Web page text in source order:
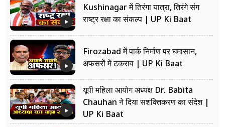
Kushinagar में तिरंगा यात्रा, तिरंगे संग
राष्ट्र रक्षा का संकल्प | UP Ki Baat
Firozabad में पार्क निर्माण पर घमासान,
अफसरों में टकराव | UP Ki Baat
यूपी महिला आयोग अध्यक्ष Dr. Babita
Chauhan ने दिया सशक्तिकरण का संदेश |
UP Ki Baat